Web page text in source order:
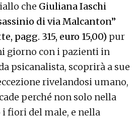
che Giuliana Iaschi
di via Malcanton”
pagg. 315, euro 15,00) pur
giorno con i pazienti in
psicanalista, scoprirà a sue
rivelandosi umano,
perché non solo nella
i fiori del male, e nella